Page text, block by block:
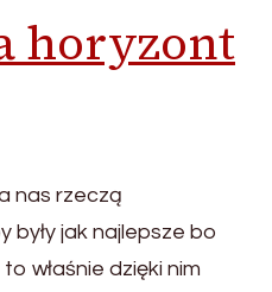
horyzont
nas rzeczą
były jak najlepsze bo
właśnie dzięki nim